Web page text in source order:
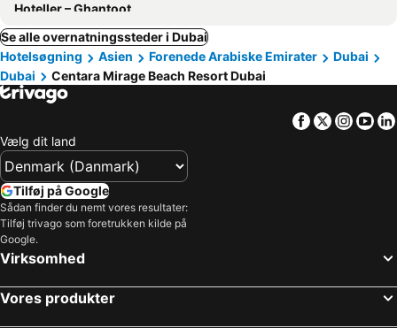
Hoteller – Ghantoot
Se alle overnatningssteder i Dubai
Hotelsøgning
Asien Forenede Arabiske Emirater
Dubai
Dubai
Centara Mirage Beach Resort Dubai
Facebook
Twitter
Vælg dit land
Tilføj på Google
Sådan finder du nemt vores resultater:
Tilføj trivago som foretrukken kilde på
Google.
Virksomhed
Vores produkter